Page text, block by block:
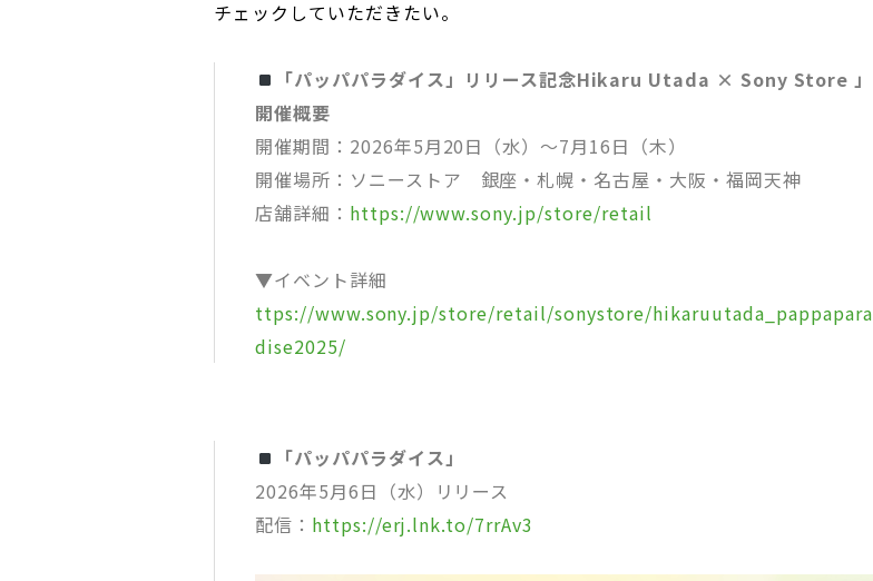
チェックしていただきたい。
「パッパパラダイス」リリース記念Hikaru Utada × Sony Store 」
開催概要
開催期間：2026年5月20日（水）～7月16日（木）
開催場所：ソニーストア 銀座・札幌・名古屋・大阪・福岡天神
店舗詳細： https://www.sony.jp/store/retail
▼イベント詳細
ttps://www.sony.jp/store/retail/sonystore/hikaruutada_pappapara
dise2025/
「パッパパラダイス」
2026年5月6日（水）リリース
配信： https://erj.lnk.to/7rrAv3